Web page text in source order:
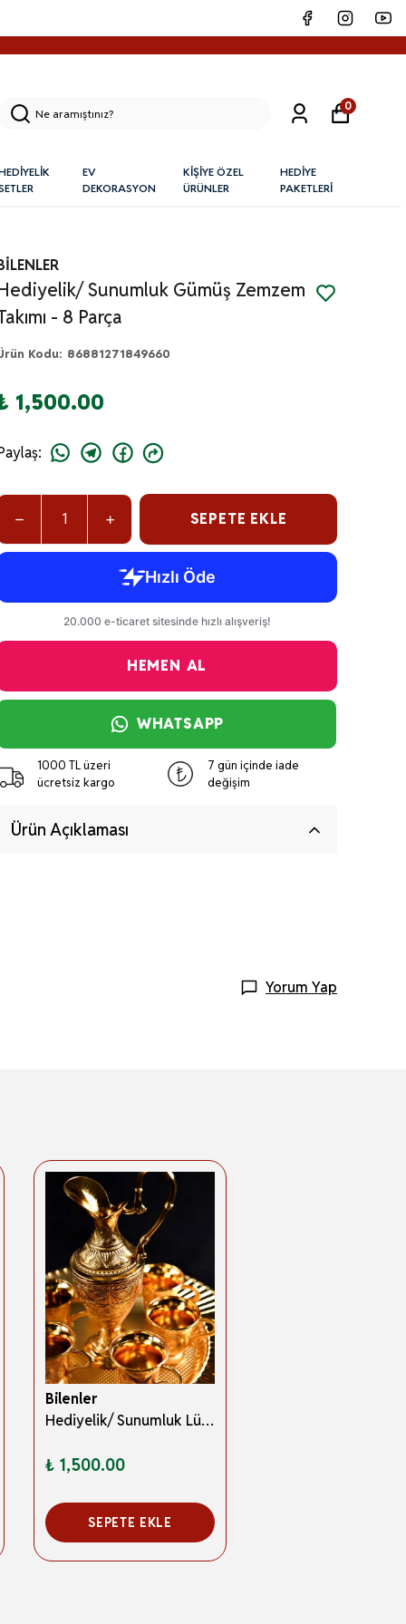
EV
DEKORASYON
KİŞİYE ÖZEL
ÜRÜNLER
HEDİYE
PAKETLERİ
0
Sunumluk Gümüş Zemzem
- 8 Parça
Kodu: 86881271849660
1,500.00
:
SEPETE EKLE
HEMEN AL
WHATSAPP
1000 TL üzeri
ücretsiz kargo
7 gün içinde iade
değişim
Ürün Açıklaması
Yorum Yap
Bilenler
Hediyelik/ Sunumluk Lüks Altın Renkli Kaf Zemzem Takımı – 8 Parça
₺ 1,500.00
SEPETE EKLE